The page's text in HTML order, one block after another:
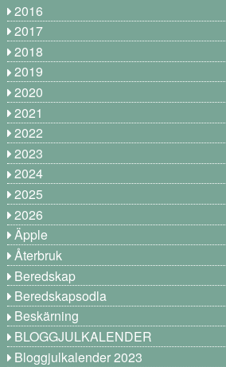
2016
2017
2018
2019
2020
2021
2022
2023
2024
2025
2026
Äpple
Återbruk
Beredskap
Beredskapsodla
Beskärning
BLOGGJULKALENDER
Bloggjulkalender 2023